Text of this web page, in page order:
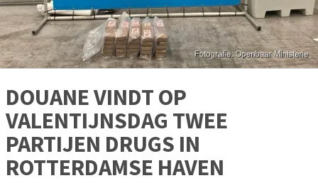
DOUANE VINDT OP
VALENTIJNSDAG TWEE
PARTIJEN DRUGS IN
ROTTERDAMSE HAVEN